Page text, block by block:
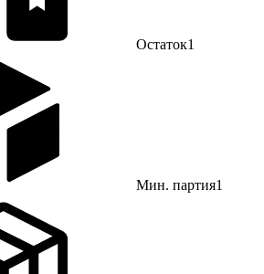
Остаток1
Мин. партия1